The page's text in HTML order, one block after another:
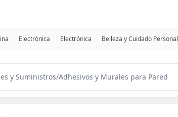
Electrónica Electrónica Belleza y Cuidado Personal
y Suministros/Adhesivos y Murales para Pared